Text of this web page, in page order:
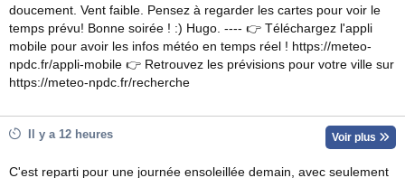
doucement. Vent faible. Pensez à regarder les cartes pour voir le
temps prévu! Bonne soirée ! :) Hugo. ---- 👉 Téléchargez l'appli
mobile pour avoir les infos météo en temps réel ! https://meteo-
npdc.fr/appli-mobile 👉 Retrouvez les prévisions pour votre ville sur
https://meteo-npdc.fr/recherche
Il y a 12 heures Voir plus
C'est reparti pour une journée ensoleillée demain, avec seulement